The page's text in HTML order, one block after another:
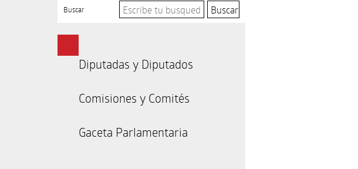
Buscar
Diputadas y Diputados
Comisiones y Comités
Gaceta Parlamentaria